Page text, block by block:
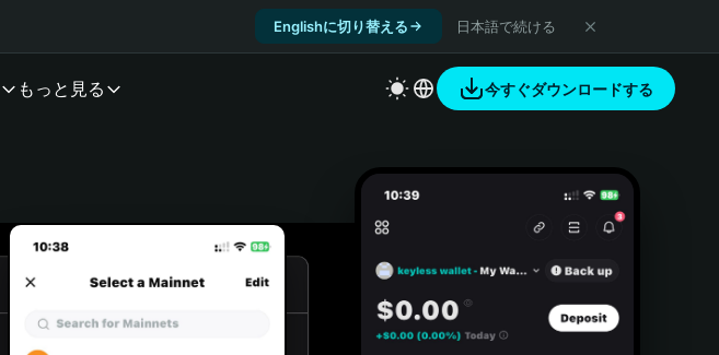
Englishに切り替える 日本語で続ける
もっと見る 今すぐダウンロードする